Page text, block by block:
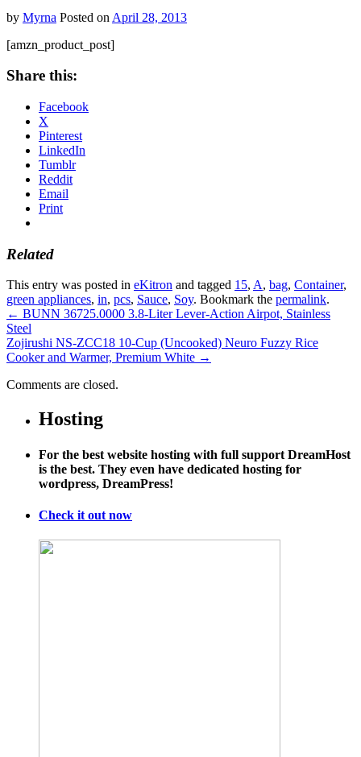
by Myrna Posted on April 28, 2013
[amzn_product_post]
Share this:
Facebook
X
Pinterest
LinkedIn
Tumblr
Reddit
Email
Print
Related
This entry was posted in eKitron and tagged 15, A, bag, Container,
green appliances, in, pcs, Sauce, Soy. Bookmark the permalink.
← BUNN 36725.0000 3.8-Liter Lever-Action Airpot, Stainless
Steel
Zojirushi NS-ZCC18 10-Cup (Uncooked) Neuro Fuzzy Rice
Cooker and Warmer, Premium White →
Comments are closed.
Hosting
For the best website hosting with full support DreamHost
is the best. They even have dedicated hosting for
wordpress, DreamPress!
Check it out now